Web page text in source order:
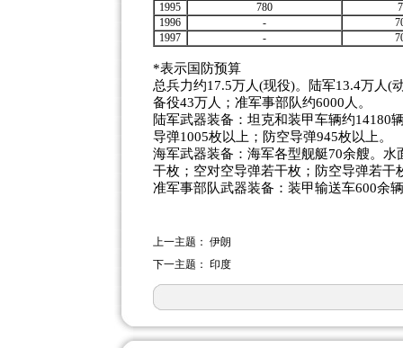
1995
780
1996
-
1997
-
*表示国防预算
总兵力约17.5万人(现役)。陆军13.4万人(
备役43万人；准军事部队约6000人。
陆军武器装备：坦克和装甲车辆约14180
导弹1005枚以上；防空导弹945枚以上。
海军武器装备：海军各型舰艇70余艘。
干枚；空对空导弹若干枚；防空导弹若干
准军事部队武器装备：装甲输送车600余
上一主题： 伊朗
下一主题： 印度